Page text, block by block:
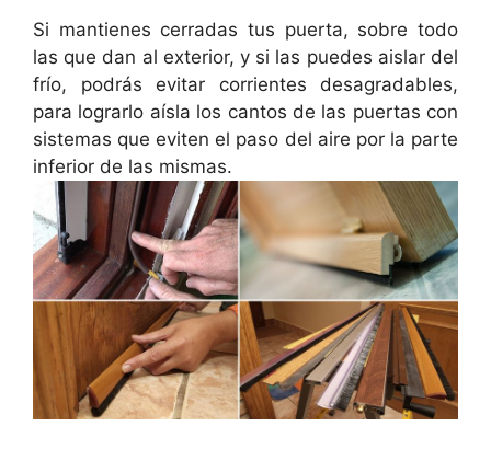
Si mantienes cerradas tus puerta, sobre todo
las que dan al exterior, y si las puedes aislar del
frío, podrás evitar corrientes desagradables,
para lograrlo aísla los cantos de las puertas con
sistemas que eviten el paso del aire por la parte
inferior de las mismas.